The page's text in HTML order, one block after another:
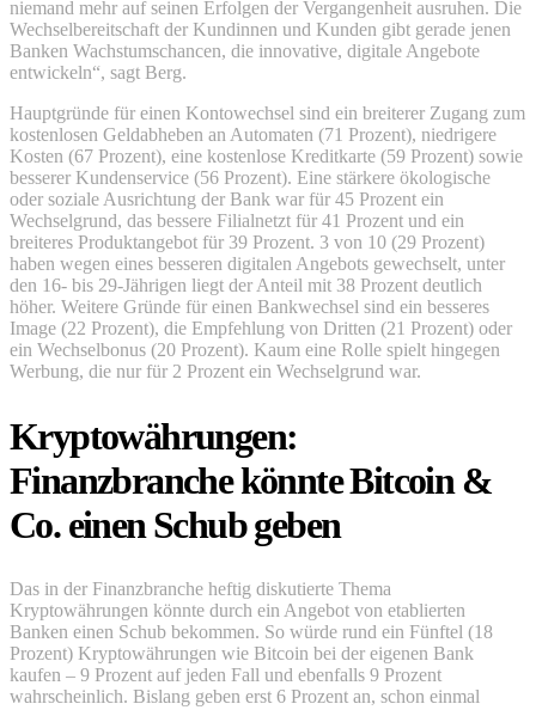
niemand mehr auf seinen Erfolgen der Vergangenheit ausruhen. Die
Wechselbereitschaft der Kundinnen und Kunden gibt gerade jenen
Banken Wachstumschancen, die innovative, digitale Angebote
entwickeln“, sagt Berg.
Hauptgründe für einen Kontowechsel sind ein breiterer Zugang zum
kostenlosen Geldabheben an Automaten (71 Prozent), niedrigere
Kosten (67 Prozent), eine kostenlose Kreditkarte (59 Prozent) sowie
besserer Kundenservice (56 Prozent). Eine stärkere ökologische
oder soziale Ausrichtung der Bank war für 45 Prozent ein
Wechselgrund, das bessere Filialnetzt für 41 Prozent und ein
breiteres Produktangebot für 39 Prozent. 3 von 10 (29 Prozent)
haben wegen eines besseren digitalen Angebots gewechselt, unter
den 16- bis 29-Jährigen liegt der Anteil mit 38 Prozent deutlich
höher. Weitere Gründe für einen Bankwechsel sind ein besseres
Image (22 Prozent), die Empfehlung von Dritten (21 Prozent) oder
ein Wechselbonus (20 Prozent). Kaum eine Rolle spielt hingegen
Werbung, die nur für 2 Prozent ein Wechselgrund war.
Kryptowährungen:
Finanzbranche könnte Bitcoin &
Co. einen Schub geben
Das in der Finanzbranche heftig diskutierte Thema
Kryptowährungen könnte durch ein Angebot von etablierten
Banken einen Schub bekommen. So würde rund ein Fünftel (18
Prozent) Kryptowährungen wie Bitcoin bei der eigenen Bank
kaufen – 9 Prozent auf jeden Fall und ebenfalls 9 Prozent
wahrscheinlich. Bislang geben erst 6 Prozent an, schon einmal